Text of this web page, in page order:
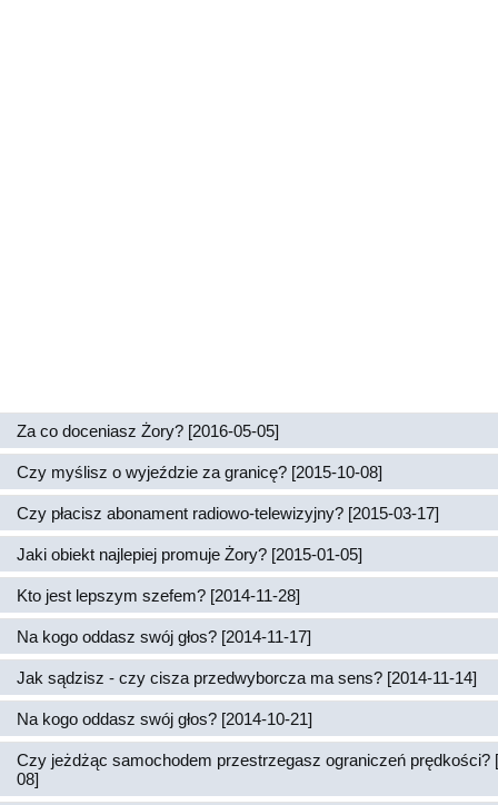
Za co doceniasz Żory? [2016-05-05]
Czy myślisz o wyjeździe za granicę? [2015-10-08]
Czy płacisz abonament radiowo-telewizyjny? [2015-03-17]
Jaki obiekt najlepiej promuje Żory? [2015-01-05]
Kto jest lepszym szefem? [2014-11-28]
Na kogo oddasz swój głos? [2014-11-17]
Jak sądzisz - czy cisza przedwyborcza ma sens? [2014-11-14]
Na kogo oddasz swój głos? [2014-10-21]
Czy jeżdżąc samochodem przestrzegasz ograniczeń prędkości?
08]